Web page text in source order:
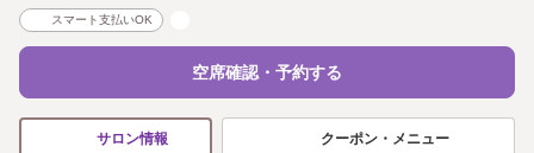
スマート支払いOK
空席確認・予約する
サロン情報 クーポン・メニュー